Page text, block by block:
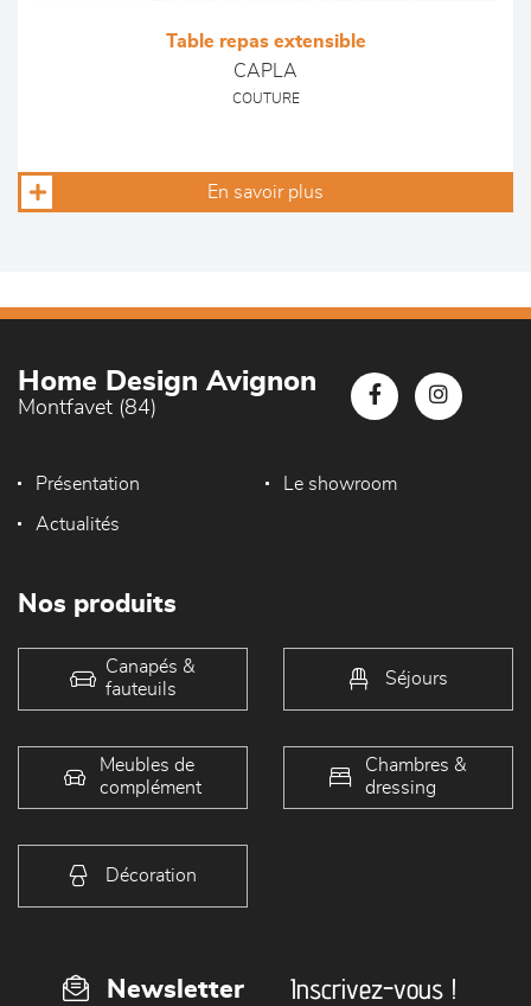
Table repas extensible
CAPLA
COUTURE
En savoir plus
Home Design Avignon
Montfavet (84)
Présentation Le showroom
Actualités
Nos produits
Canapés &
fauteuils
Séjours
Meubles de
complément
Chambres &
dressing
Décoration
Newsletter Inscrivez-vous !